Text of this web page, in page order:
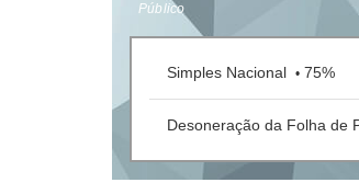
Público
Simples Nacional • 75%
Desoneração da Folha de